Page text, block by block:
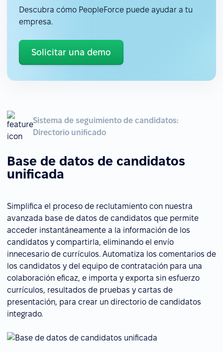
Descubra cómo PeopleForce puede ayudar a tu
empresa.
Solicitar una demo
Sistema de seguimiento de candidatos:
Directorio unificado
Base de datos de candidatos
unificada
Simplifica el proceso de reclutamiento con nuestra
avanzada base de datos de candidatos que permite
acceder instantáneamente a la información de los
candidatos y compartirla, eliminando el envío
innecesario de currículos. Automatiza los comentarios de
los candidatos y del equipo de contratación para una
colaboración eficaz, e importa y exporta sin esfuerzo
currículos, resultados de pruebas y cartas de
presentación, para crear un directorio de candidatos
integrado.